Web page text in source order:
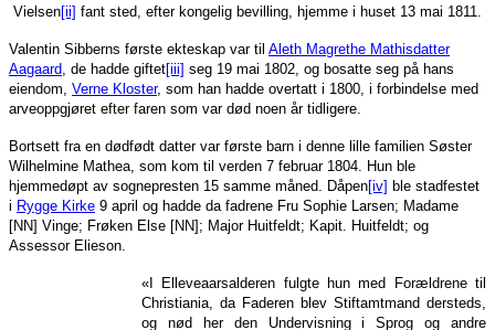
Vielsen[ii] fant sted, efter kongelig bevilling, hjemme i huset 13 mai 1811.
Valentin Sibberns første ekteskap var til Aleth Magrethe Mathisdatter
Aagaard , de hadde giftet[iii] seg 19 mai 1802, og bosatte seg på hans
eiendom, Verne Kloster, som han hadde overtatt i 1800, i forbindelse med
arveoppgjøret efter faren som var død noen år tidligere.
Bortsett fra en dødfødt datter var første barn i denne lille familien Søster
Wilhelmine Mathea, som kom til verden 7 februar 1804. Hun ble
hjemmedøpt av sognepresten 15 samme måned. Dåpen[iv] ble stadfestet
i Rygge Kirke 9 april og hadde da fadrene Fru Sophie Larsen; Madame
[NN] Vinge; Frøken Else [NN]; Major Huitfeldt; Kapit. Huitfeldt; og
Assessor Elieson.
«I Elleveaarsalderen fulgte hun med Forældrene til
Christiania, da Faderen blev Stiftamtmand dersteds,
og nød her den Undervisning i Sprog og andre